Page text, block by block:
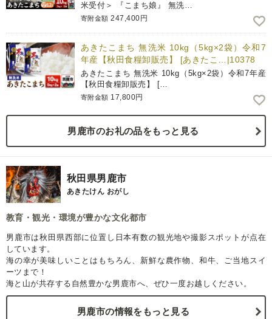
米受付＞ 『こまち娘』 無洗…
寄附金額 247,400円
あきたこまち 無洗米 10kg（5kg×2袋）令和7
年産【秋田食糧卸販売】 [あきたこ…|10378
あきたこまち 無洗米 10kg（5kg×2袋）令和7年産
【秋田食糧卸販売】 […
寄附金額 17,800円
男鹿市のお礼の品をもっと見る
秋田県男鹿市
あきたけん おがし
教育・観光・環境が豊かな文化都市
男鹿市は秋田県西部に位置し日本有数の観光地や撮影スポットが点在
しています。
海の幸が美味しいことはもちろん、新鮮な農作物、和牛、ご当地スイ
ーツまで！
海と山が共存する自然豊かな男鹿市へ、ぜひ一度お越しください。
男鹿市の情報をもっと見る